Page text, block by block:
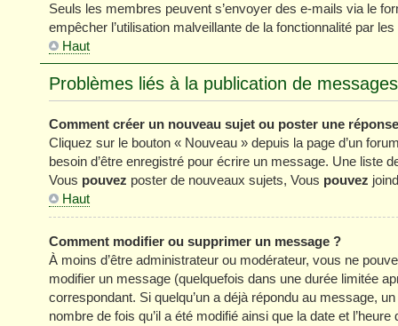
Seuls les membres peuvent s’envoyer des e-mails via le
empêcher l’utilisation malveillante de la fonctionnalité par
Haut
Problèmes liés à la publication de messages
Comment créer un nouveau sujet ou poster une
Cliquez sur le bouton « Nouveau » depuis la page d’un
besoin d’être enregistré pour écrire un message. Une liste
Vous pouvez poster de nouveaux sujets, Vous pouvez
Haut
Comment modifier ou supprimer un message ?
À moins d’être administrateur ou modérateur, vous ne
modifier un message (quelquefois dans une durée limitée
correspondant. Si quelqu’un a déjà répondu au message,
nombre de fois qu’il a été modifié ainsi que la date et